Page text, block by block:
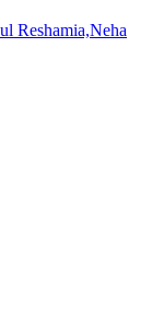
Reshamia,Neha